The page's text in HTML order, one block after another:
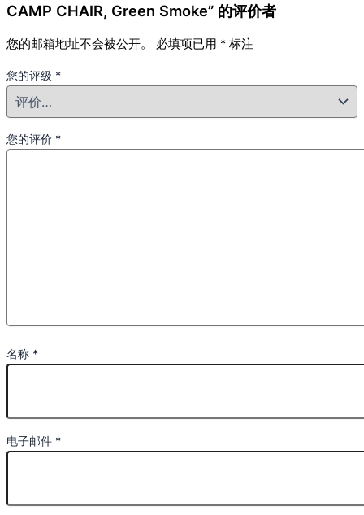
CAMP CHAIR, Green Smoke” 的评价者
您的邮箱地址不会被公开。 必填项已用 * 标注
您的评级 *
您的评价 *
名称 *
电子邮件 *